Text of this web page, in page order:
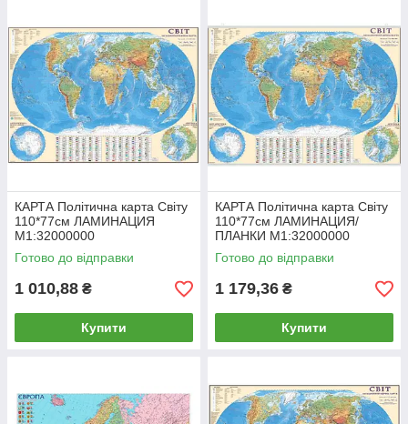
КАРТА Політична карта Світу
110*77см ЛАМИНАЦИЯ
М1:32000000
Готово до відправки
1 010,88 ₴
Купити
КАРТА Політична карта Світу
110*77см ЛАМИНАЦИЯ/
ПЛАНКИ М1:32000000
Готово до відправки
1 179,36 ₴
Купити